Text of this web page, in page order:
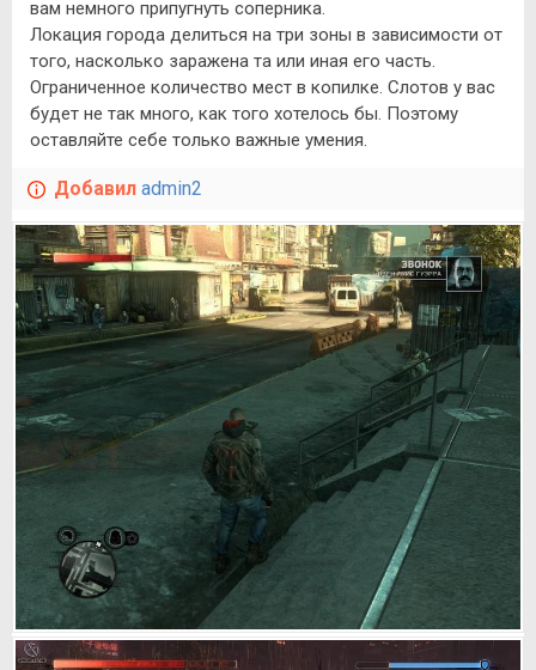
вам немного припугнуть соперника.
Локация города делиться на три зоны в зависимости от
того, насколько заражена та или иная его часть.
Ограниченное количество мест в копилке. Слотов у вас
будет не так много, как того хотелось бы. Поэтому
оставляйте себе только важные умения.
Добавил admin2